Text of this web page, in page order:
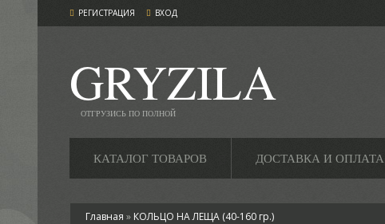
РЕГИСТРАЦИЯ ВХОД
GRYZILA
ОТГРУЗИСЬ ПО ПОЛНОЙ
КАТАЛОГ ТОВАРОВ ДОСТАВКА И ОПЛАТА
Главная » КОЛЬЦО НА ЛЕЩА (40-160 гр.)